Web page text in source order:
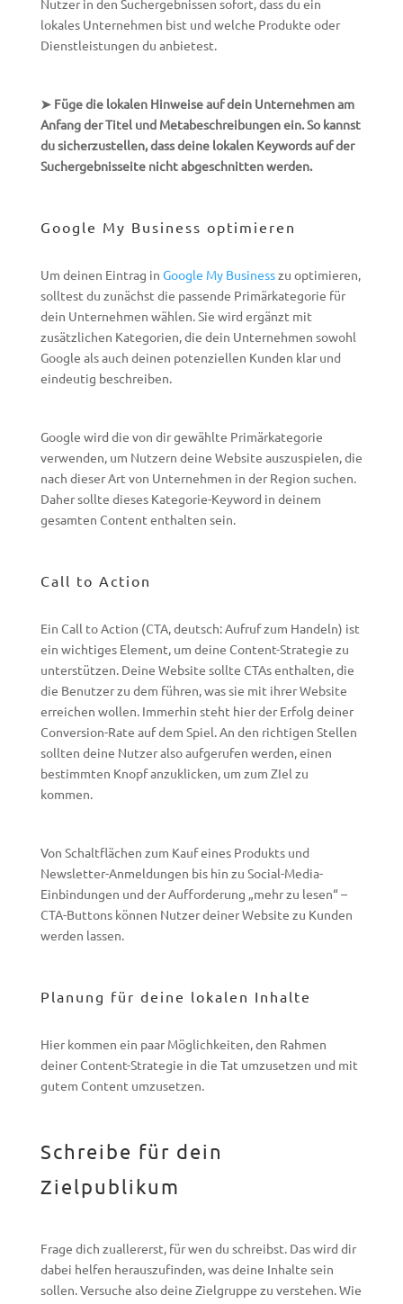
lokales Unternehmen bist und welche Produkte oder
Dienstleistungen du anbietest.
➤ Füge die lokalen Hinweise auf dein Unternehmen am
Anfang der Titel und Metabeschreibungen ein. So kannst
du sicherzustellen, dass deine lokalen Keywords auf der
Suchergebnisseite nicht abgeschnitten werden.
Google My Business optimieren
Um deinen Eintrag in Google My Businesszu optimieren,
solltest du zunächst die passende Primärkategorie für
dein Unternehmen wählen. Sie wird ergänzt mit
zusätzlichen Kategorien, die dein Unternehmen sowohl
Google als auch deinen potenziellen Kunden klar und
eindeutig beschreiben.
Google wird die von dir gewählte Primärkategorie
verwenden, um Nutzern deine Website auszuspielen, die
nach dieser Art von Unternehmen in der Region suchen.
Daher sollte dieses Kategorie-Keyword in deinem
gesamten Content enthalten sein.
Call to Action
Ein Call to Action (CTA, deutsch: Aufruf zum Handeln) ist
ein wichtiges Element, um deine Content-Strategie zu
unterstützen. Deine Website sollte CTAs enthalten, die
die Benutzer zu dem führen, was sie mit ihrer Website
erreichen wollen. Immerhin steht hier der Erfolg deiner
Conversion-Rate auf dem Spiel. An den richtigen Stellen
sollten deine Nutzer also aufgerufen werden, einen
bestimmten Knopf anzuklicken, um zum ZIel zu
kommen.
Von Schaltflächen zum Kauf eines Produkts und
Newsletter-Anmeldungen bis hin zu Social-Media-
Einbindungen und der Aufforderung „mehr zu lesen“ –
CTA-Buttons können Nutzer deiner Website zu Kunden
werden lassen.
Planung für deine lokalen Inhalte
Hier kommen ein paar Möglichkeiten, den Rahmen
deiner Content-Strategie in die Tat umzusetzen und mit
gutem Content umzusetzen.
Schreibe für dein
Zielpublikum
Frage dich zuallererst, für wen du schreibst. Das wird dir
dabei helfen herauszufinden, was deine Inhalte sein
sollen. Versuche also deine Zielgruppe zu verstehen. Wie